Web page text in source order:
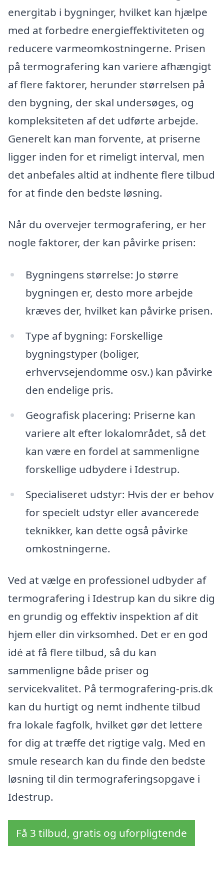
energitab i bygninger, hvilket kan hjælpe
med at forbedre energieffektiviteten og
reducere varmeomkostningerne. Prisen
på termografering kan variere afhængigt
af flere faktorer, herunder størrelsen på
den bygning, der skal undersøges, og
kompleksiteten af det udførte arbejde.
Generelt kan man forvente, at priserne
ligger inden for et rimeligt interval, men
det anbefales altid at indhente flere tilbud
for at finde den bedste løsning.
Når du overvejer termografering, er her
nogle faktorer, der kan påvirke prisen:
Bygningens størrelse: Jo større
bygningen er, desto more arbejde
kræves der, hvilket kan påvirke prisen.
Type af bygning: Forskellige
bygningstyper (boliger,
erhvervsejendomme osv.) kan påvirke
den endelige pris.
Geografisk placering: Priserne kan
variere alt efter lokalområdet, så det
kan være en fordel at sammenligne
forskellige udbydere i Idestrup.
Specialiseret udstyr: Hvis der er behov
for specielt udstyr eller avancerede
teknikker, kan dette også påvirke
omkostningerne.
Ved at vælge en professionel udbyder af
termografering i Idestrup kan du sikre dig
en grundig og effektiv inspektion af dit
hjem eller din virksomhed. Det er en god
idé at få flere tilbud, så du kan
sammenligne både priser og
servicekvalitet. På termografering-pris.dk
kan du hurtigt og nemt indhente tilbud
fra lokale fagfolk, hvilket gør det lettere
for dig at træffe det rigtige valg. Med en
smule research kan du finde den bedste
løsning til din termograferingsopgave i
Idestrup.
Få 3 tilbud, gratis og uforpligtende